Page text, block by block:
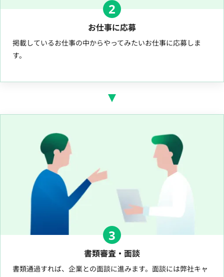
2
お仕事に応募
掲載しているお仕事の中からやってみたいお仕事に応募しま
す。
3
書類審査・面談
書類通過すれば、企業との面談に進みます。面談には弊社キャ